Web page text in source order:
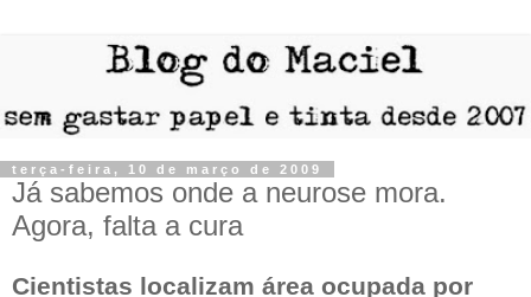
terça-feira, 10 de março de 2009
Já sabemos onde a neurose mora.
Agora, falta a cura
Cientistas localizam área ocupada por